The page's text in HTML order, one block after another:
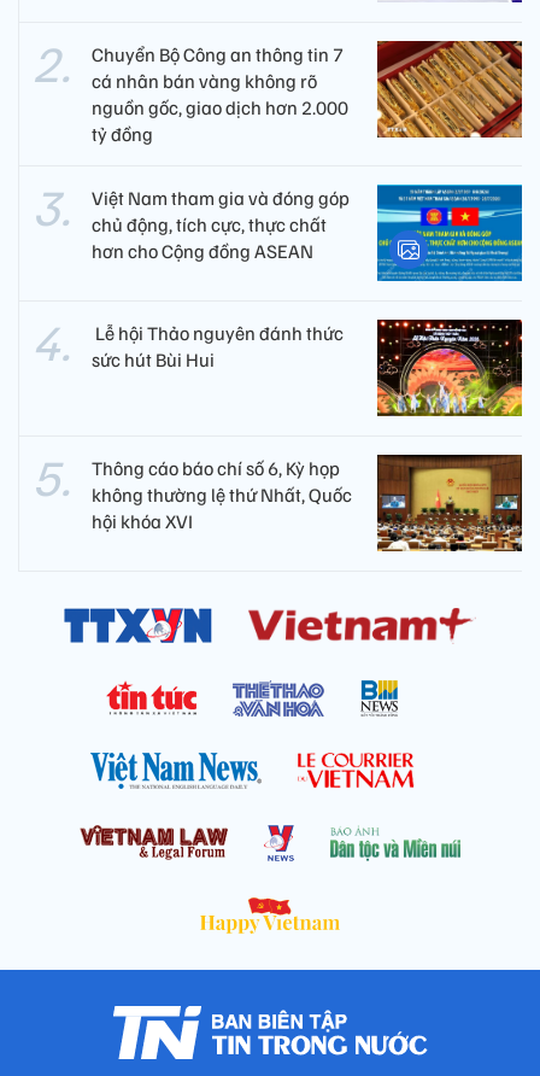
Chuyển Bộ Công an thông tin 7
cá nhân bán vàng không rõ
nguồn gốc, giao dịch hơn 2.000
tỷ đồng
Việt Nam tham gia và đóng góp
chủ động, tích cực, thực chất
hơn cho Cộng đồng ASEAN
​ Lễ hội Thảo nguyên đánh thức
sức hút Bùi Hui
Thông cáo báo chí số 6, Kỳ họp
không thường lệ thứ Nhất, Quốc
hội khóa XVI